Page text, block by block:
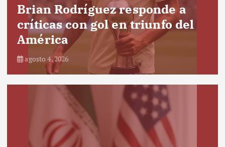
Brian Rodríguez responde a
críticas con gol en triunfo del
América
agosto 4, 2026